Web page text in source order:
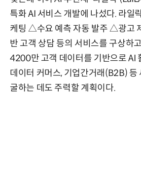
특화 AI 서비스 개발에 나섰다. 라
케팅 △수요 예측 자동 발주 △광고
반 고객 상담 등의 서비스를 구상하
4200만 고객 데이터를 기반으로 AI
데이터 커머스, 기업간거래(B2B) 등
굴하는 데도 주력할 계획이다.